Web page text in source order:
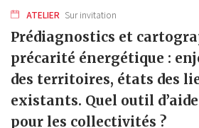
ATELIER Sur invitation
Prédiagnostics et
précarité énergétique :
des territoires, états des
existants. Quel outil
pour les collectivités ?